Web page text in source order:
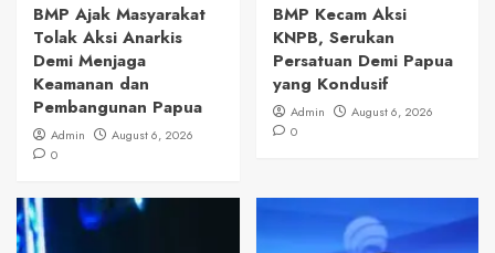
BMP Ajak Masyarakat
Tolak Aksi Anarkis
Demi Menjaga
Keamanan dan
Pembangunan Papua
Admin
August 6, 2026
0
BMP Kecam Aksi
KNPB, Serukan
Persatuan Demi Papua
yang Kondusif
Admin
August 6, 2026
0